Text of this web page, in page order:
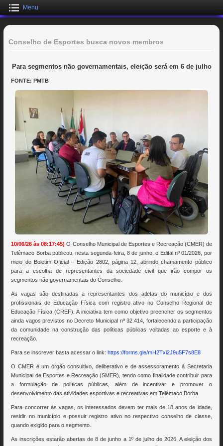
Menu
Conselho de Esportes busca novos membros
Para segmentos não governamentais, eleição será em 6 de julho
FONTE: PMTB
10/06/26 às 08:17:45) O Conselho Municipal de Esportes e Recreação (CMER) de
Telêmaco Borba publicou, nesta segunda-feira, 8 de junho, o Edital nº 01/2026, por
meio do Boletim Oficial – Edição 2802, página 12, abrindo chamamento público
para a escolha de representantes da sociedade civil que irão compor os
segmentos não governamentais do Conselho.
As vagas são destinadas a representantes dos atletas do município e dos
profissionais de Educação Física com registro ativo no Conselho Regional de
Educação Física (CREF). A iniciativa tem como objetivo preencher os segmentos
ainda vagos previstos no Decreto Municipal nº 32.414, fortalecendo a participação
da comunidade na construção das políticas públicas voltadas ao esporte e à
recreação.
Para se inscrever basta acessar o link: https://forms.gle/mH2Txi2J9u5F7s8E8
O CMER é um órgão consultivo, deliberativo e de assessoramento à Secretaria
Municipal de Esportes e Recreação (SMER), tendo como finalidade contribuir para
a formulação de políticas públicas, além de incentivar e promover o
desenvolvimento das atividades esportivas e recreativas em Telêmaco Borba.
Para concorrer às vagas, os interessados devem ter mais de 18 anos de idade,
residir no município e possuir registro ativo no respectivo conselho de classe,
quando exigido para o segmento.
As inscrições estarão abertas de 8 de junho a 1º de julho de 2026. A eleição dos